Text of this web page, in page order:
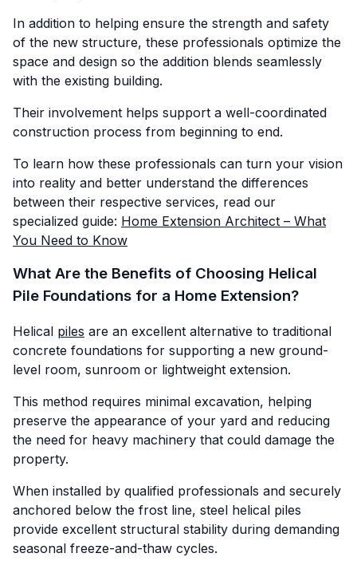
In addition to helping ensure the strength and safety
of the new structure, these professionals optimize the
space and design so the addition blends seamlessly
with the existing building.
Their involvement helps support a well-coordinated
construction process from beginning to end.
To learn how these professionals can turn your vision
into reality and better understand the differences
between their respective services, read our
specialized guide: Home Extension Architect – What
You Need to Know
What Are the Benefits of Choosing Helical
Pile Foundations for a Home Extension?
Helical piles are an excellent alternative to traditional
concrete foundations for supporting a new ground-
level room, sunroom or lightweight extension.
This method requires minimal excavation, helping
preserve the appearance of your yard and reducing
the need for heavy machinery that could damage the
property.
When installed by qualified professionals and securely
anchored below the frost line, steel helical piles
provide excellent structural stability during demanding
seasonal freeze-and-thaw cycles.